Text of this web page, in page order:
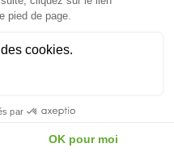
PANIER
Ouvrables
/ G-AOHH 9